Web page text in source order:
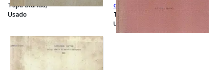
Tapa blanda
Usado
civiltÃ scientifica
Tapa blanda
Usado